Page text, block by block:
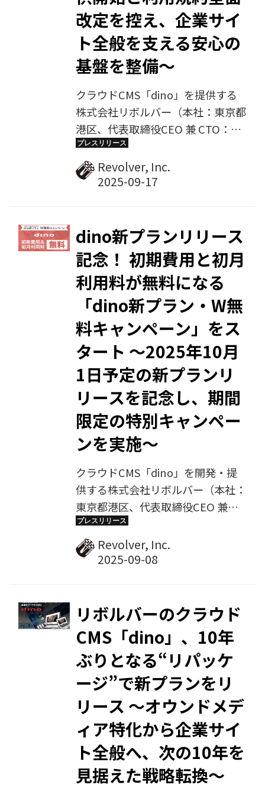
改定を控え、企業サイ
ト全般を支える安心の
基盤を整備〜
クラウドCMS「dino」を提供する
株式会社リボルバー（本社：東京都
港区、代表取締役CEO 兼 CTO：松
本 庄司）は、情報セキュリティマ
ネジメントシステム（ISMS）のサ
ーベイランス審査に合格し、認証を
だけるクラウドサービス基盤をさら
に強固にしています。2025年10月1
日からは新料金プランの提供開始と
利用規約の全面改定を予定してお
り、制度と運用を一体で整備したか
たちとなります。
Revolver, Inc.
dino新プランリリース
記念！ 初期費用と初月
利用料が無料になる
「dino新プラン・W無
料キャンペーン」をス
タート 〜2025年10月
1日予定の新プランリ
リースを記念し、期間
限定の特別キャンペー
ンを実施〜
クラウドCMS「dino」を開発・提
供する株式会社リボルバー（本社：
東京都港区、代表取締役CEO 兼
CTO：松本 庄司、以下リボルバ
ー）は、2025年10月1日より提供を
開始するdinoの新プランのリリー
ンペーン」を実施します。キャンペ
ーン期間中にdinoの新プランを新
規でご契約いただくと、通常10万円
（税別）の初期費用と、プランに応
じて異なる初月利用料（最大24万
円）が無料となります。
Revolver, Inc.
リボルバーのクラウド
CMS「dino」、10年
ぶりとなる“リパッケ
ージ”で新プランをリ
リース 〜オウンドメデ
ィア特化から企業サイ
ト全般へ、次の10年を
見据えた戦略転換〜